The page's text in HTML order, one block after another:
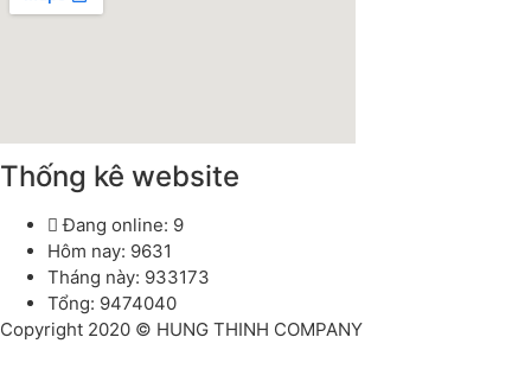
Thống kê website
Đang online: 9
Hôm nay: 9631
Tháng này: 933173
Tổng: 9474040
Copyright 2020 © HUNG THINH COMPANY